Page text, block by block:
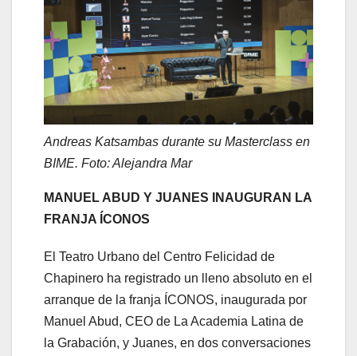
Andreas Katsambas durante su Masterclass en
BIME. Foto: Alejandra Mar
MANUEL ABUD Y JUANES INAUGURAN LA
FRANJA ÍCONOS
El Teatro Urbano del Centro Felicidad de
Chapinero ha registrado un lleno absoluto en el
arranque de la franja ÍCONOS, inaugurada por
Manuel Abud, CEO de La Academia Latina de
la Grabación, y Juanes, en dos conversaciones